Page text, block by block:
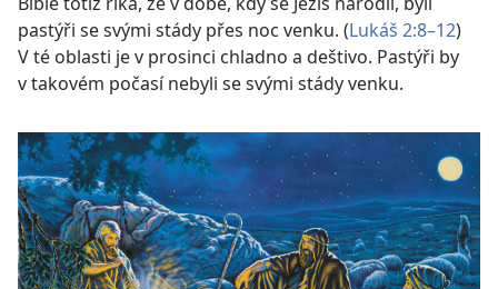
pastýři se svými stády přes noc venku. (Lukáš 2:8–12)
V té oblasti je v prosinci chladno a deštivo. Pastýři by
v takovém počasí nebyli se svými stády venku.